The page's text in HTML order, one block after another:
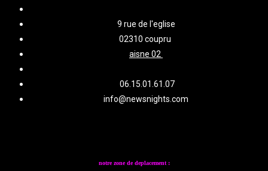
9 rue de l'eglise
02310 coupru
aisne 02
06.15.01.61.07
info@newsnights.com
notre zone de deplacement :